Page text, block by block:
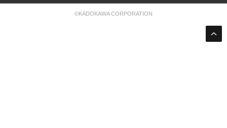
©KADOKAWA CORPORATION